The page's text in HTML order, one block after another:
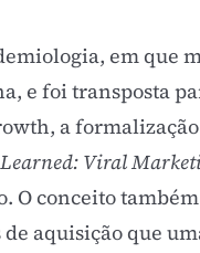
em que
e foi transposta
a
Learned: Viral
O conceito
de aquisição que